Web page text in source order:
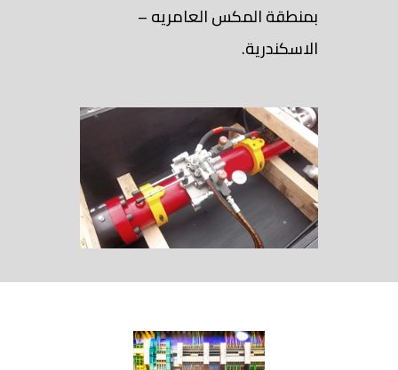
بمنطقة المكس العامريه –
الاسكندرية.